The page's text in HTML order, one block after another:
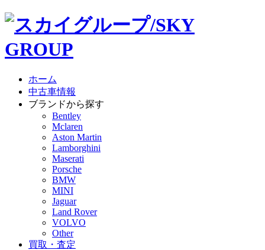
ホーム
中古車情報
ブランドから探す
Bentley
Mclaren
Aston Martin
Lamborghini
Maserati
Porsche
BMW
MINI
Jaguar
Land Rover
VOLVO
Other
買取・査定